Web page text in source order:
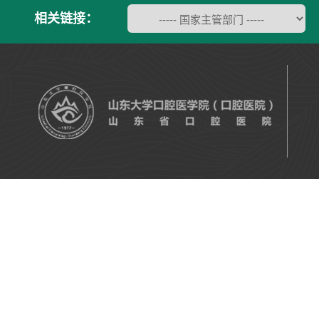
相关链接：